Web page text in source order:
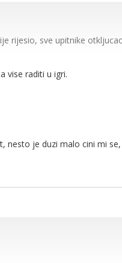
rijesio, sve upitnike
vise raditi u igri.
nesto je duzi malo cini mi